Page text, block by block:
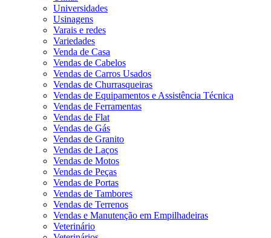
Universidades
Usinagens
Varais e redes
Variedades
Venda de Casa
Vendas de Cabelos
Vendas de Carros Usados
Vendas de Churrasqueiras
Vendas de Equipamentos e Assistência Técnica
Vendas de Ferramentas
Vendas de Flat
Vendas de Gás
Vendas de Granito
Vendas de Laços
Vendas de Motos
Vendas de Peças
Vendas de Portas
Vendas de Tambores
Vendas de Terrenos
Vendas e Manutenção em Empilhadeiras
Veterinário